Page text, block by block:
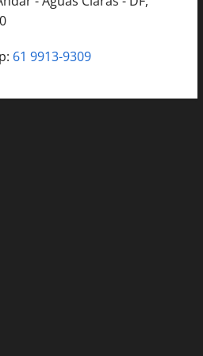
61 9913-9309